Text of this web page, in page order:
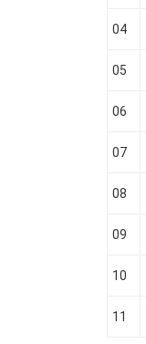
04
05
06
07
08
09
10
11